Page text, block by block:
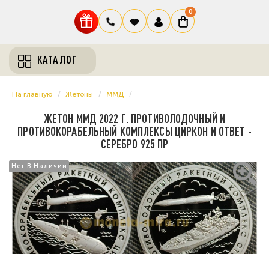
0
КАТАЛОГ
На главную Жетоны ММД
ЖЕТОН ММД 2022 Г. ПРОТИВОЛОДОЧНЫЙ И
ПРОТИВОКОРАБЕЛЬНЫЙ КОМПЛЕКСЫ ЦИРКОН И ОТВЕТ -
СЕРЕБРО 925 ПР
Нет В Наличии
Нет В Наличии